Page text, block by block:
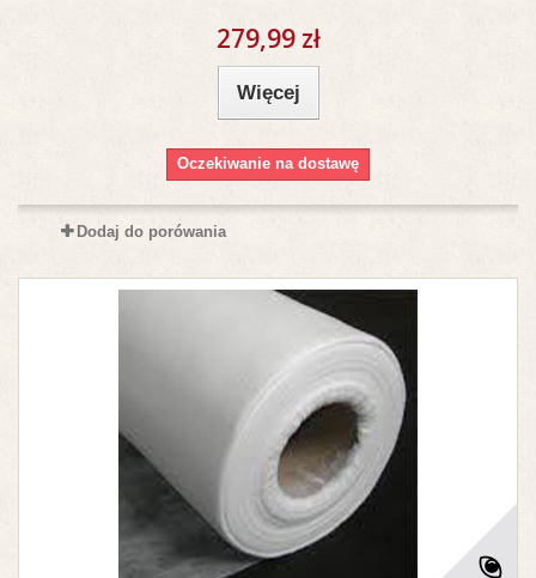
279,99 zł
Więcej
Oczekiwanie na dostawę
Dodaj do porówania